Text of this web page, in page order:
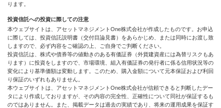
ります。
投資信託への投資に際しての注意
本ウェブサイトは、アセットマネジメントOne株式会社が作成したものです。お申込
に際しては、投資信託説明書（交付目論見書）をあらかじめ、または同時にお渡し致
しますので、必ず内容をご確認の上、ご自身でご判断ください。
投資信託は、株式や債券等の値動きのある有価証券（外貨建資産には為替リスクもあ
ります）に投資をしますので、市場環境、組入有価証券の発行者に係る信用状況等の
変化により基準価額は変動します。このため、購入金額について元本保証および利回
り保証のいずれもありません。
本ウェブサイトは、アセットマネジメントOne株式会社が信頼できると判断したデー
タにより作成しておりますが、その内容の完全性、正確性について同社が保証するも
のではありません。また、掲載データは過去の実績であり、将来の運用成果を保証す